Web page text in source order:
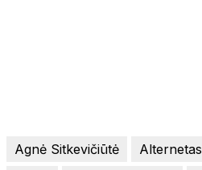
Agnė Sitkevičiūtė Alternetas